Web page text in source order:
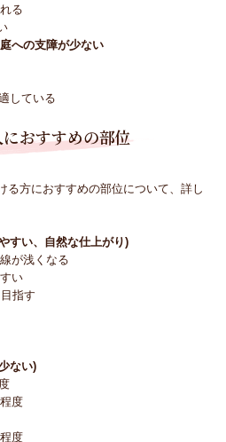
る
への支障が少ない
している
おすすめの部位
る方におすすめの部位について、詳し
すい、自然な仕上がり)
が浅くなる
い
指す
ない)
度
度